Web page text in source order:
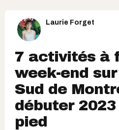
Laurie Forget
7 activités à
week-end
Sud de
débuter 2023
pied